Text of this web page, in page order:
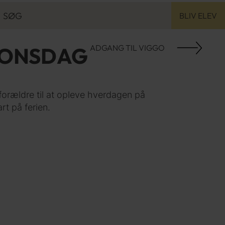
SØG BLIV ELEV
ADGANG TIL VIGGO
til at opleve hverdagen på
på ferien.